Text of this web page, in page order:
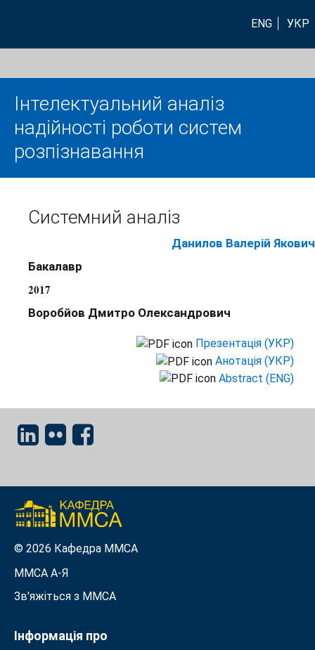
ENG УКР
Інтелектуальний аналіз
надійності роботи систем
розпізнавання
Системний аналіз
Данилов Валерій Якович
Бакалавр
2017
Воробйов Дмитро Олександрович
Презентація (УКР)
Анотація (УКР)
Abstract (ENG)
© 2026 Кафедра ММСА
ММСА A-Я
Зв'яжіться з MMСА
Інформація про